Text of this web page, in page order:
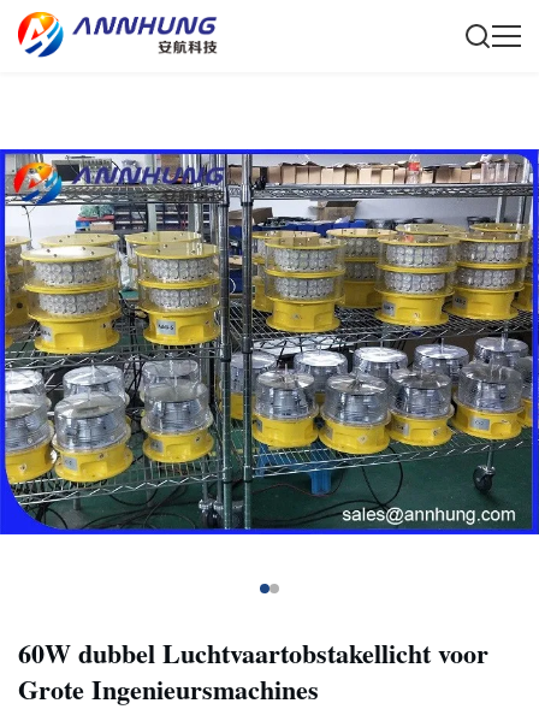
60W dubbel Luchtvaartobstakellicht voor
Grote Ingenieursmachines